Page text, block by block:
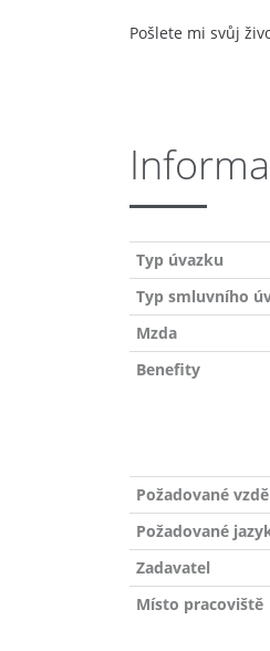
Pošlete mi svůj
Typ úvazku
Typ smluvního
Mzda
Benefity
Požadované
Požadované
Zadavatel
Místo pracoviště